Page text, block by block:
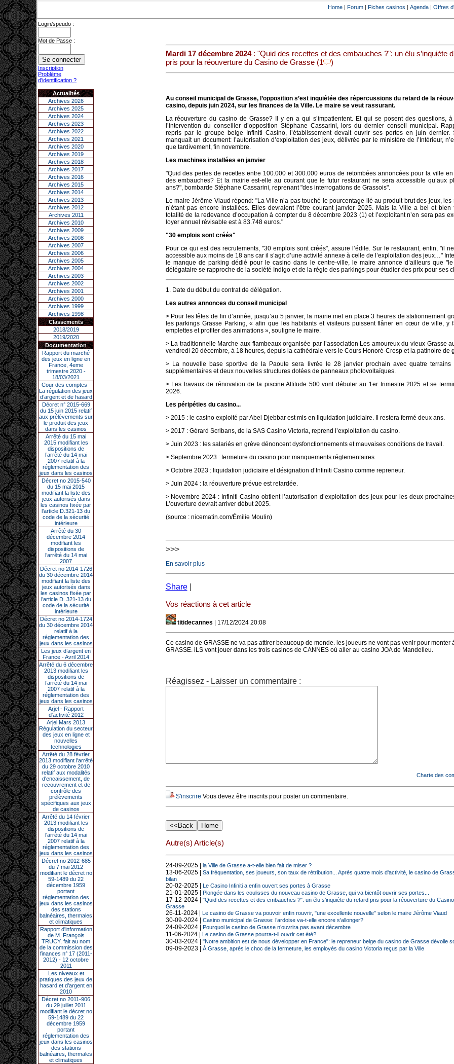
Home | Forum | Fiches casinos | Agenda | Offres
Login/speudo :
Mot de Passe :
Inscription
Problème
d'identification ?
Actualités
Archives 2026
Archives 2025
Archives 2024
Archives 2023
Archives 2022
Archives 2021
Archives 2020
Archives 2019
Archives 2018
Archives 2017
Archives 2016
Archives 2015
Archives 2014
Archives 2013
Archives 2012
Archives 2011
Archives 2010
Archives 2009
Archives 2008
Archives 2007
Archives 2006
Archives 2005
Archives 2004
Archives 2003
Archives 2002
Archives 2001
Archives 2000
Archives 1999
Archives 1998
Classements
2018/2019
2019/2020
Documentation
Rapport du marché
des jeux en ligne en
France, 4eme
trimestre 2020 -
18/03/2021
Cour des comptes -
La régulation des jeux
d’argent et de hasard
Décret n° 2015-669
du 15 juin 2015 relatif
aux prélèvements sur
le produit des jeux
dans les casinos
Arrêté du 15 mai
2015 modifiant les
dispositions de
l’arrêté du 14 mai
2007 relatif à la
réglementation des
jeux dans les casinos
Décret no 2015-540
du 15 mai 2015
modifiant la liste des
jeux autorisés dans
les casinos fixée par
l’article D.321-13 du
code de la sécurité
intérieure
Arrêté du 30
décembre 2014
modifiant les
dispositions de
l’arrêté du 14 mai
2007
Décret no 2014-1726
du 30 décembre 2014
modifiant la liste des
jeux autorisés dans
les casinos fixée par
l’article D. 321-13 du
code de la sécurité
intérieure
Décret no 2014-1724
du 30 décembre 2014
relatif à la
réglementation des
jeux dans les casinos
Les jeux d’argent en
France - Avril 2014
Arrêté du 6 décembre
2013 modifiant les
dispositions de
l’arrêté du 14 mai
2007 relatif à la
réglementation des
jeux dans les casinos
Arjel - Rapport
d'activité 2012
Arjel Mars 2013
Régulation du secteur
des jeux en ligne et
nouvelles
technologies
Arrêté du 28 février
2013 modifiant l'arrêté
du 29 octobre 2010
relatif aux modalités
d'encaissement, de
recouvrement et de
contrôle des
prélèvements
spécifiques aux jeux
de casinos
Arrêté du 14 février
2013 modifiant les
dispositions de
l'arrêté du 14 mai
2007 relatif à la
réglementation des
jeux dans les casinos
Décret no 2012-685
du 7 mai 2012
modifiant le décret no
59-1489 du 22
décembre 1959
portant
réglementation des
jeux dans les casinos
des stations
balnéaires, thermales
et climatiques
Rapport d'information
de M. François
TRUCY, fait au nom
de la commission des
finances n° 17 (2011-
2012) - 12 octobre
2011
Les niveaux et
pratiques des jeux de
hasard et d’argent en
2010
Décret no 2011-906
du 29 juillet 2011
modifiant le décret no
59-1489 du 22
décembre 1959
portant
réglementation des
jeux dans les casinos
des stations
balnéaires, thermales
et climatiques
Mardi 17 décembre 2024: "Quid des recettes et des embauches ?": un élu s’inquiète
pris pour la réouverture du Casino de Grasse (1
)
Au conseil municipal de Grasse, l’opposition s’est inquiétée des répercussions du retard de la
casino, depuis juin 2024, sur les finances de la Ville. Le maire se veut rassurant.
La réouverture du casino de Grasse? Il y en a qui s’impatientent. Et qui se posent des questions,
l’intervention du conseiller d’opposition Stéphane Cassarini, lors du dernier conseil municipal.
repris par le groupe belge Infiniti Casino, l’établissement devait ouvrir ses portes en juin dernier.
manquait un document: l’autorisation d’exploitation des jeux, délivrée par le ministère de l’Intérieur,
que tardivement, fin novembre.
Les machines installées en janvier
"Quid des pertes de recettes entre 100.000 et 300.000 euros de retombées annoncées pour la ville
des embauches? Et la mairie est-elle au courant que le futur restaurant ne sera accessible qu’aux
ans?", bombarde Stéphane Cassarini, reprenant "des interrogations de Grassois".
Le maire Jérôme Viaud répond: "La Ville n’a pas touché le pourcentage lié au produit brut des jeux, les
n’étant pas encore installées. Elles devraient l’être courant janvier 2025. Mais la Ville a bel et bien
totalité de la redevance d’occupation à compter du 8 décembre 2023 (1) et l’exploitant n’en sera pas
loyer annuel révisable est à 83.748 euros."
"30 emplois sont créés"
Pour ce qui est des recrutements, "30 emplois sont créés", assure l’édile. Sur le restaurant, enfin, "il
accessible aux moins de 18 ans car il s’agit d’une activité annexe à celle de l’exploitation des jeux…"
le manque de parking dédié pour le casino dans le centre-ville, le maire annonce d’ailleurs que
délégataire se rapproche de la société Indigo et de la régie des parkings pour étudier des prix pour ses
1. Date du début du contrat de délégation.
Les autres annonces du conseil municipal
> Pour les fêtes de fin d’année, jusqu’au 5 janvier, la mairie met en place 3 heures de stationnement
les parkings Grasse Parking, « afin que les habitants et visiteurs puissent flâner en cœur de ville, y
emplettes et profiter des animations », souligne le maire.
> La traditionnelle Marche aux flambeaux organisée par l’association Les amoureux du vieux Grasse
vendredi 20 décembre, à 18 heures, depuis la cathédrale vers le Cours Honoré-Cresp et la patinoire de
> La nouvelle base sportive de la Paoute sera livrée le 28 janvier prochain avec quatre terrains
supplémentaires et deux nouvelles structures dotées de panneaux photovoltaïques.
> Les travaux de rénovation de la piscine Altitude 500 vont débuter au 1er trimestre 2025 et se
2026.
Les péripéties du casino...
> 2015 : le casino exploité par Abel Djebbar est mis en liquidation judiciaire. Il restera fermé deux ans.
> 2017 : Gérard Scribans, de la SAS Casino Victoria, reprend l’exploitation du casino.
> Juin 2023 : les salariés en grève dénoncent dysfonctionnements et mauvaises conditions de travail.
> Septembre 2023 : fermeture du casino pour manquements réglementaires.
> Octobre 2023 : liquidation judiciaire et désignation d’Infiniti Casino comme repreneur.
> Juin 2024 : la réouverture prévue est retardée.
> Novembre 2024 : Infiniti Casino obtient l’autorisation d’exploitation des jeux pour les deux
L’ouverture devrait arriver début 2025.
(source : nicematin.com/Émilie Moulin)
>>>
En savoir plus
Share
Vos réactions à cet article
titidecannes | 17/12/2024 20:08
Ce casino de GRASSE ne va pas attirer beaucoup de monde. les joueurs ne vont pas venir pour monter
GRASSE. iLS vont jouer dans les trois casinos de CANNES où aller au casino JOA de Mandelieu.
Réagissez - Laisser un commentaire :
Charte des
S'inscrire Vous devez être inscrits pour poster un commentaire.
Autre(s) Article(s)
24-09-2025 | la Ville de Grasse a-t-elle bien fait de miser ?
13-06-2025 |
Sa fréquentation, ses joueurs, son taux de rétribution... Après quatre mois d'activité, le casino de
bilan
20-02-2025 | Le Casino Infiniti a enfin ouvert ses portes à Grasse
21-01-2025 | Plongée dans les coulisses du nouveau casino de Grasse, qui va bientôt ouvrir ses portes...
17-12-2024 |
"Quid des recettes et des embauches ?": un élu s’inquiète du retard pris pour la réouverture du
Grasse
26-11-2024 | Le casino de Grasse va pouvoir enfin rouvrir, "une excellente nouvelle" selon le maire Jérôme Viaud
30-09-2024 | Casino municipal de Grasse: l’ardoise va-t-elle encore s’allonger?
24-09-2024 | Pourquoi le casino de Grasse n’ouvrira pas avant décembre
11-06-2024 | Le casino de Grasse pourra-t-il ouvrir cet été?
30-03-2024 | "Notre ambition est de nous développer en France": le repreneur belge du casino de Grasse dévoile
09-09-2023 | À Grasse, après le choc de la fermeture, les employés du casino Victoria reçus par la Ville